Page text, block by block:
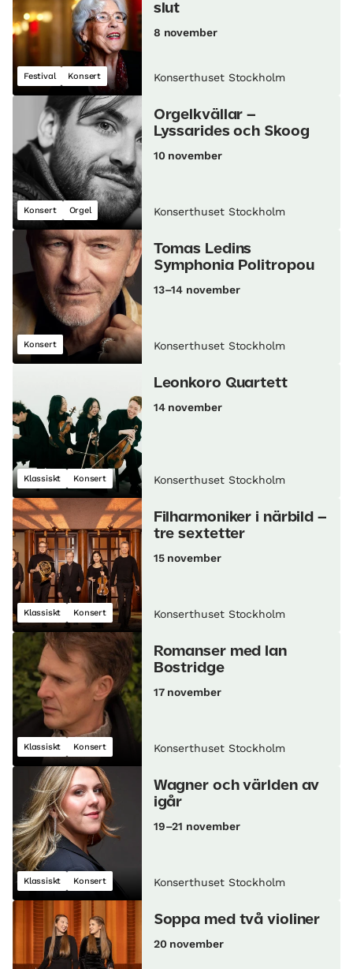
Festival Konsert
slut
8 november
Konserthuset Stockholm
Konsert Orgel
Orgelkvällar –
Lyssarides och Skoog
10 november
Konserthuset Stockholm
Konsert
Tomas Ledins
Symphonia Politropou
13–14 november
Konserthuset Stockholm
Klassiskt Konsert
Leonkoro Quartett
14 november
Konserthuset Stockholm
Klassiskt Konsert
Filharmoniker i närbild –
tre sextetter
15 november
Konserthuset Stockholm
Klassiskt Konsert
Romanser med Ian
Bostridge
17 november
Konserthuset Stockholm
Klassiskt Konsert
Wagner och världen av
igår
19–21 november
Konserthuset Stockholm
Soppa med två violiner
20 november